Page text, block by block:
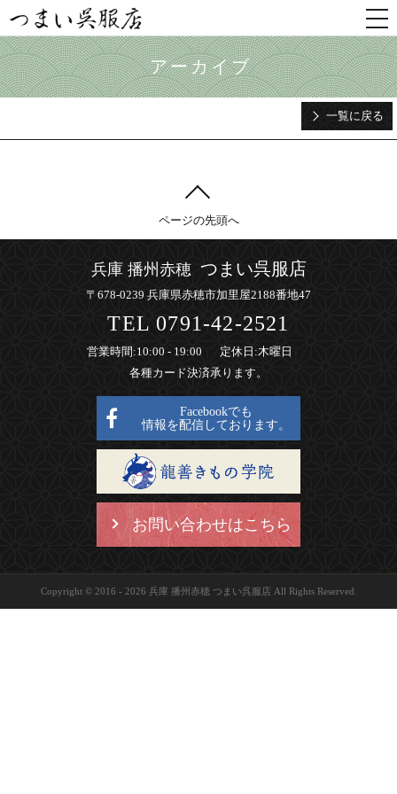
アーカイブ
一覧に戻る
ページの先頭へ
兵庫 播州赤穂 つまい呉服店
〒678-0239 兵庫県赤穂市加里屋2188番地47
TEL 0791-42-2521
営業時間 :10:00 - 19:00 定休日 :木曜日
各種カード決済承ります。
Facebookでも
情報を配信しております。
お問い合わせはこちら
Copyright © 2016 - 2026 兵庫 播州赤穂 つまい呉服店 All Rights Reserved.